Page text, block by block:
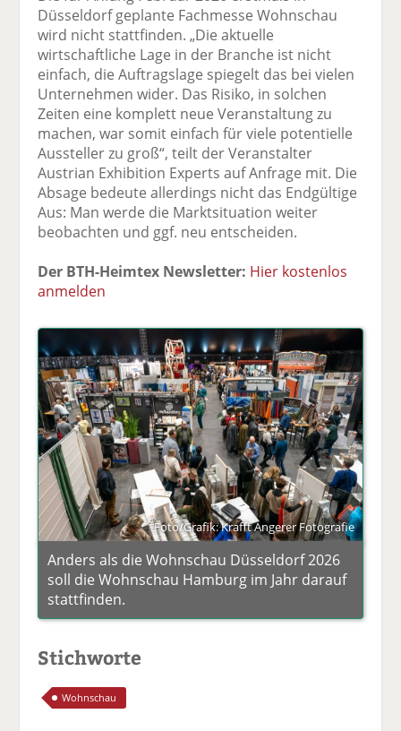
F
e
b
o
o
k
te
il
e
n
tt
n
Li
k
e
di
n
te
il
e
n
E
ai
l
er
se
d
e
Düsseldorf geplante Fachmesse Wohnschau
wird nicht stattfinden. „Die aktuelle
wirtschaftliche Lage in der Branche ist nicht
einfach, die Auftragslage spiegelt das bei vielen
Unternehmen wider. Das Risiko, in solchen
Zeiten eine komplett neue Veranstaltung zu
machen, war somit einfach für viele potentielle
Aussteller zu groß“, teilt der Veranstalter
Austrian Exhibition Experts auf Anfrage mit. Die
Absage bedeute allerdings nicht das Endgültige
Aus: Man werde die Marktsituation weiter
beobachten und ggf. neu entscheiden.
Der BTH-Heimtex Newsletter: Hier kostenlos
anmelden
Foto/Grafik: Krafft Angerer Fotografie
Anders als die Wohnschau Düsseldorf 2026
soll die Wohnschau Hamburg im Jahr darauf
stattfinden.
Stichworte
Wohnschau